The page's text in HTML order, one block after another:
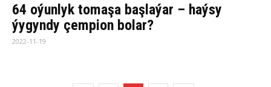
64 oýunlyk tomaşa başlaýar – haýsy
ýygyndy çempion bolar?
2022-11-19